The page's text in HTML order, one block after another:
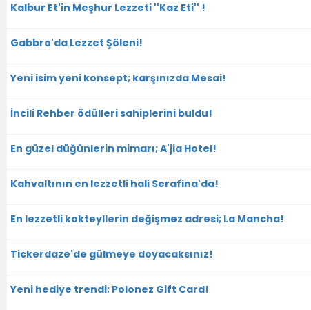
Kalbur Et'in Meşhur Lezzeti ''Kaz Eti'' !
Gabbro'da Lezzet Şöleni!
Yeni isim yeni konsept; karşınızda Mesai!
İncili Rehber ödülleri sahiplerini buldu!
En güzel düğünlerin mimarı; A'jia Hotel!
Kahvaltının en lezzetli hali Serafina'da!
En lezzetli kokteyllerin değişmez adresi; La Mancha!
Tickerdaze'de gülmeye doyacaksınız!
Yeni hediye trendi; Polonez Gift Card!